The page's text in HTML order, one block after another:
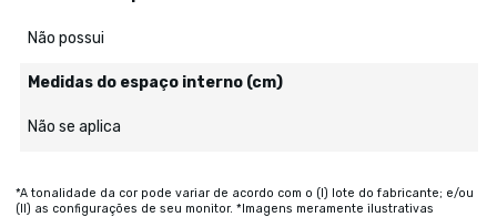
Não possui
Medidas do espaço interno (cm)
Não se aplica
*A tonalidade da cor pode variar de acordo com o (I) lote do fabricante; e/ou
(II) as configurações de seu monitor. *Imagens meramente ilustrativas